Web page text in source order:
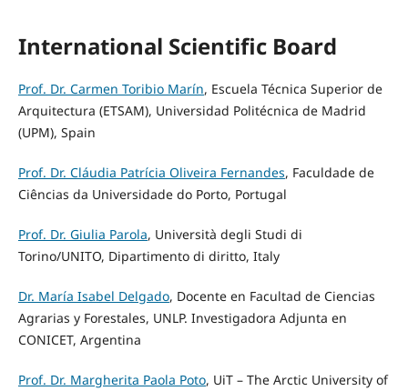
International Scientific Board
Prof. Dr. Carmen Toribio Marín, Escuela Técnica Superior de
Arquitectura (ETSAM), Universidad Politécnica de Madrid
(UPM), Spain
Prof. Dr. Cláudia Patrícia Oliveira Fernandes, Faculdade de
Ciências da Universidade do Porto, Portugal
Prof. Dr. Giulia Parola, Università degli Studi di
Torino/UNITO, Dipartimento di diritto, Italy
Dr. María Isabel Delgado, Docente en Facultad de Ciencias
Agrarias y Forestales, UNLP. Investigadora Adjunta en
CONICET, Argentina
Prof. Dr. Margherita Paola Poto, UiT – The Arctic University of